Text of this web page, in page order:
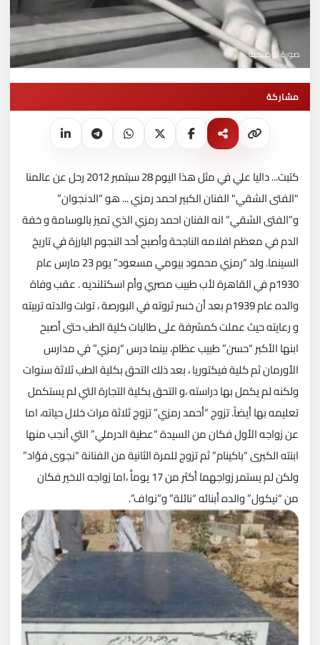
صورة توضيحية
مشاركة
كتبت... داليا علي في مثل هذا اليوم 28 سبتمبر 2012 رحل عن عالمنا
"الفتى الشقي" الفنان الكبير احمد رمزي ...هو “الدنجوان”
و”الفتى الشقي” انه الفنان احمد رمزي الذي تميز بالوسامة و خفة
الدم في معظم افلامه الناجحة وأصبح أحد النجوم البارزة في تاريخ
السينما. ولد “رمزي محمود بيومي مسعود” يوم 23 مارس عام
1930م في القاهرة لأب طبيب مصري وأم اسكتلنديه . عقب وفاة
والده عام 1939م بعد أن خسر ثروته في البورصة ، تولت والدته تربيته
و رعايته حيث عملت كمشرفة على طالبات كلية الطب حتى أصبح
ابنها الأكبر “حسن” طبيب عظام، بينما درس “رمزي” في مدارس
الأورمان ثم كلية فيكتوريا ، بعد ذلك التحق بكلية الطب ثلاثة سنوات
ولكنه لم يكمل بها دراسته ،و التحق بكلية التجارة التي لم يستكمل
تعليمه بها أيضاً. تزوج “أحمد رمزي” تزوج ثلاثة مرات خلال حياته، اما
عن زواجه الأول فكان من السيدة “عطية الدرملي” التي أنجب منها
ابنته الكبرى “باكينام” ثم تزوج للمرة الثانية من الفنانة “نجوى فؤاد”
ولكن لم يستمر زواجهما أكثر من 17 يوماًً ،اما زواجه الاخير فكان
من “نيكول” والده أبنائه “نائلة” و”نواف”.